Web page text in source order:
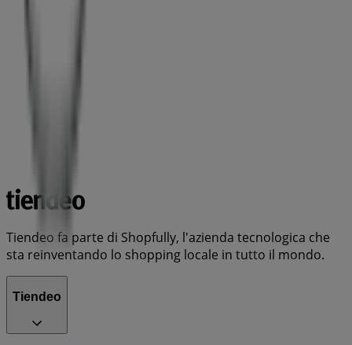
Tiendeo fa parte di Shopfully, l'azienda tecnologica che
sta reinventando lo shopping locale in tutto il mondo.
Tiendeo